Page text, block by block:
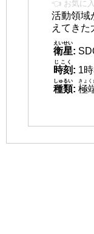
👈 お気に
活動領域
えてきた
衛星
えいせい
:
時刻
じこく
: 1
種類
しゅるい
: 極
きょ